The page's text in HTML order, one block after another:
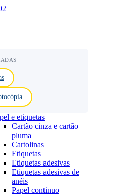
e etiquetas
Cartão cinza e cartão
pluma
Cartolinas
Etiquetas
Etiquetas adesivas
Etiquetas adesivas de
anéis
Papel continuo